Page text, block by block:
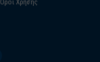
Οροι Χρήσης